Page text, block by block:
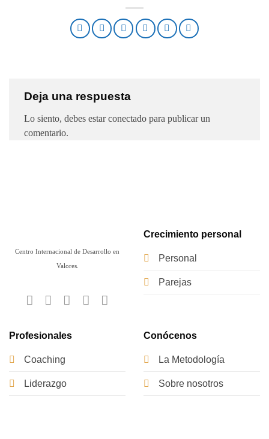
Deja una respuesta
Lo siento, debes estarconectado para publicar un
comentario.
Centro Internacional de Desarrollo en
Valores.
Crecimiento personal
Personal
Parejas
Profesionales
Coaching
Liderazgo
Conócenos
La Metodología
Sobre nosotros